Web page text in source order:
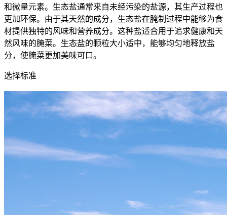
和微量元素。生态盐通常来自未经污染的盐源，其生产过程也
更加环保。由于其天然的成分，生态盐在腌制过程中能够为食
材提供独特的风味和营养成分。这种盐适合用于追求健康和天
然风味的腌菜。生态盐的颗粒大小适中，能够均匀地释放盐
分，使腌菜更加美味可口。
选择标准